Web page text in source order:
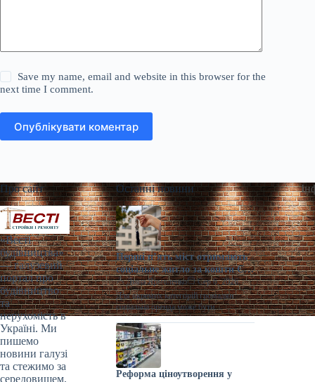
Save my name, email and website in this browser for the
next time I comment.
Опублікувати коментар
Про сайт
«Весті
будівництва»
— галузевий
портал про
будівництво
та
нерухомість в
Україні. Ми
пишемо
новини галузі
та стежимо за
середовищем,
Останні новини
Перші п’ять міст отримають
соціальне житло за кошти ЄІБ
в Україні
Діана Ярмоленко
Сер 6, 2026
Для окремих категорій громадян
соціальна оренда може бути
безкоштовною. / Freepik
Кропивницький, Кременчук, Львів,
Миколаїв та Житомир стануть
першими містами,…
Реформа ціноутворення у